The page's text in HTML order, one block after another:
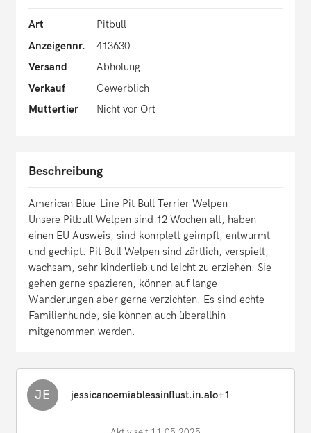
Art
Pitbull
Anzeigennr.
413630
Versand
Abholung
Verkauf
Gewerblich
Muttertier
Nicht vor Ort
Beschreibung
American Blue-Line Pit Bull Terrier Welpen
Unsere Pitbull Welpen sind 12 Wochen alt, haben
einen EU Ausweis, sind komplett geimpft, entwurmt
und gechipt. Pit Bull Welpen sind zärtlich, verspielt,
wachsam, sehr kinderlieb und leicht zu erziehen. Sie
gehen gerne spazieren, können auf lange
Wanderungen aber gerne verzichten. Es sind echte
Familienhunde, sie können auch überallhin
mitgenommen werden.
JE jessicanoemiablessinflust.in.alo+1